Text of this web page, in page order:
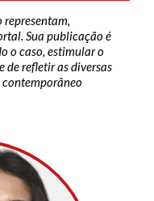
representam,
Sua publicação é
o caso, estimular o
de refletir as diversas